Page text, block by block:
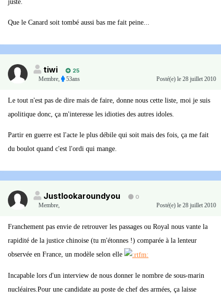
juste.
Que le Canard soit tombé aussi bas me fait peine...
tiwi
25
Membre, 53ans Posté(e) le 28 juillet 2010
Le tout n'est pas de dire mais de faire, donne nous cette liste, moi je suis
apolitique donc, ça m'interesse les idioties des autres idoles.
Partir en guerre est l'acte le plus débile qui soit mais des fois, ça me fait
du boulot quand c'est l'ordi qui mange.
Justlookaroundyou
0
Membre, Posté(e) le 28 juillet 2010
Franchement pas envie de retrouver les passages ou Royal nous vante la
rapidité de la justice chinoise (tu m'étonnes !) comparée à la lenteur
observée en France, un modèle selon elle
Incapable lors d'un interview de nous donner le nombre de sous-marin
nucléaires.Pour une candidate au poste de chef des armées, ça laisse